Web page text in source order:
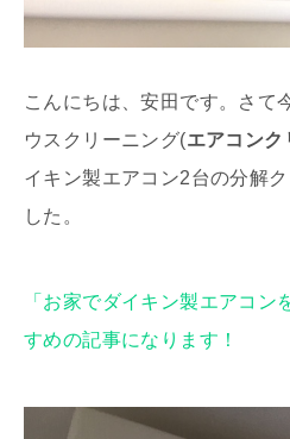
こんにちは、安田です。さて
ウスクリーニング(エアコンク
イキン製エアコン2台の分解
した。
「お家でダイキン製エアコン
すめの記事になります！